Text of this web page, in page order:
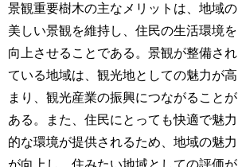
景観重要樹木の主なメリットは、地域の
美しい景観を維持し、住民の生活環境を
向上させることである。景観が整備され
ている地域は、観光地としての魅力が高
まり、観光産業の振興につながることが
ある。また、住民にとっても快適で魅力
的な環境が提供されるため、地域の魅力